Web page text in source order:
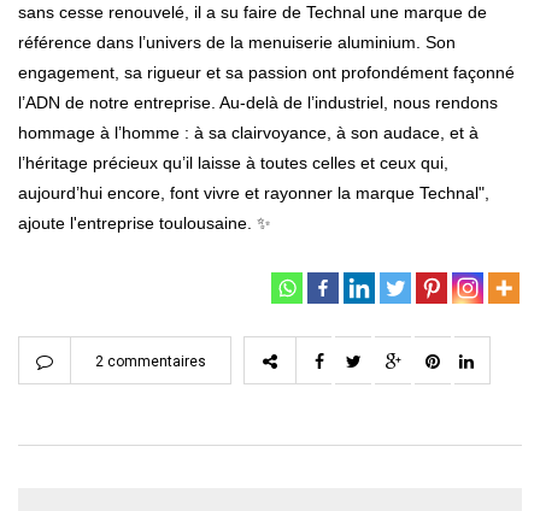
sans cesse renouvelé, il a su faire de Technal une marque de
référence dans l’univers de la menuiserie aluminium. Son
engagement, sa rigueur et sa passion ont profondément façonné
l’ADN de notre entreprise. Au-delà de l’industriel, nous rendons
hommage à l’homme : à sa clairvoyance, à son audace, et à
l’héritage précieux qu’il laisse à toutes celles et ceux qui,
aujourd’hui encore, font vivre et rayonner la marque Technal",
ajoute l'entreprise toulousaine. ✨
2 commentaires